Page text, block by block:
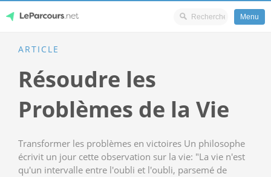
content
LeParcours.net
Menu
ARTICLE
Résoudre les
Problèmes de la Vie
Transformer les problèmes en victoires Un philosophe
écrivit un jour cette observation sur la vie: "La vie n'est
qu'un intervalle entre l'oubli et l'oubli, parsemé de